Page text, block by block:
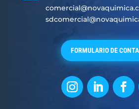
FORMULARIO DE